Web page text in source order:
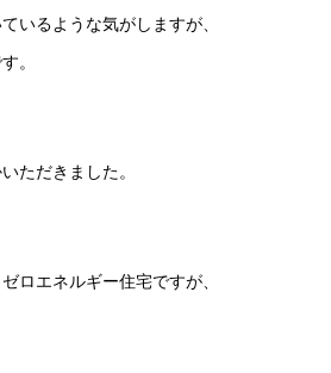
いるような気がしますが、
。
ただきました。
ロエネルギー住宅ですが、